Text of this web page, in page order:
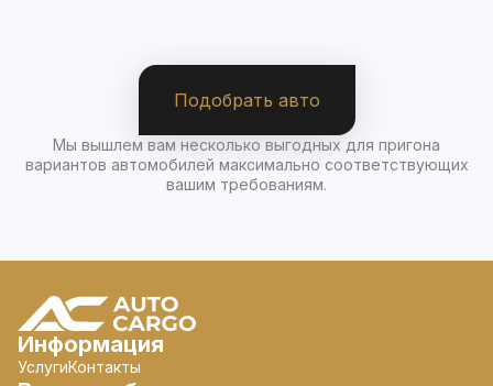
Подобрать авто
Мы вышлем вам несколько выгодных для пригона
вариантов автомобилей максимально соответствующих
вашим требованиям.
Информация
УслугиКонтакты